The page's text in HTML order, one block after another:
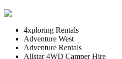
4xploring Rentals
Adventure West
Adventure Rentals
Allstar 4WD Camper Hire